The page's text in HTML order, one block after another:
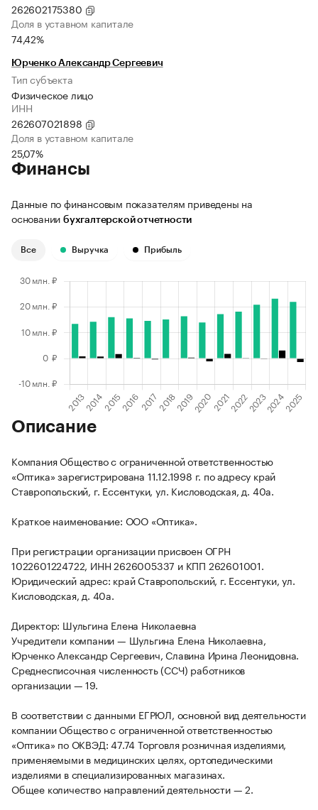
262602175380
Доля в уставном капитале
74,42%
Юрченко Александр Сергеевич
Тип субъекта
Физическое лицо
ИНН
262607021898
Доля в уставном капитале
25,07%
Финансы
Данные по финансовым показателям приведены на
основании бухгалтерской отчетности
Все Выручка Прибыль
Описание
Компания Общество с ограниченной ответственностью
«Оптика» зарегистрирована 11.12.1998 г. по адресу край
Ставропольский, г. Ессентуки, ул. Кисловодская, д. 40а.
Краткое наименование: ООО «Оптика».
При регистрации организации присвоен ОГРН
1022601224722, ИНН 2626005337 и КПП 262601001.
Юридический адрес: край Ставропольский, г. Ессентуки, ул.
Кисловодская, д. 40а.
Директор: Шульгина Елена Николаевна
Учредители компании — Шульгина Елена Николаевна,
Юрченко Александр Сергеевич, Славина Ирина Леонидовна.
Среднесписочная численность (ССЧ) работников
организации — 19.
В соответствии с данными ЕГРЮЛ, основной вид деятельности
компании Общество с ограниченной ответственностью
«Оптика» по ОКВЭД: 47.74 Торговля розничная изделиями,
применяемыми в медицинских целях, ортопедическими
изделиями в специализированных магазинах.
Общее количество направлений деятельности — 2.